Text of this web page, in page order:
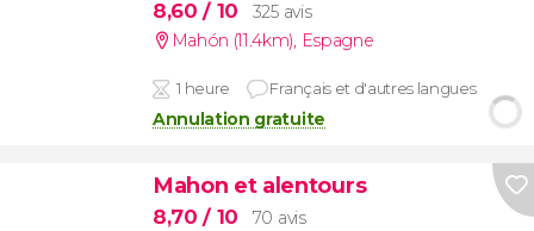
8,60/ 10
325 avis
Mahón (11.4km), Espagne
1 heure Français et d'autres langues
Annulation gratuite
Mahon et alentours
8,70/ 10
70 avis